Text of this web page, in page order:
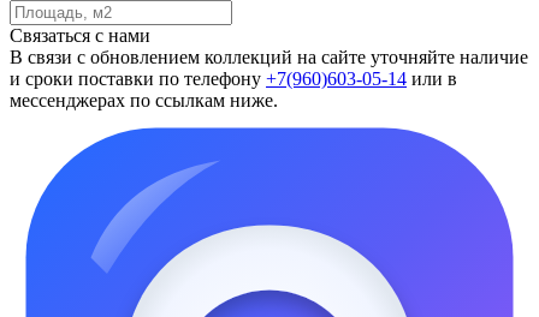
Связаться с нами
В связи с обновлением коллекций на сайте уточняйте наличие
и сроки поставки по телефону +7(960)603-05-14 или в
мессенджерах по ссылкам ниже.